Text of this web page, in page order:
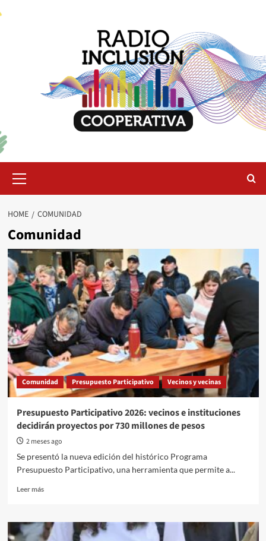
Menu
HOME COMUNIDAD
Comunidad
Comunidad Presupuesto Participativo Vecinos y vecinas
Presupuesto Participativo 2026: vecinos e instituciones
decidirán proyectos por 730 millones de pesos
2 meses ago
Se presentó la nueva edición del histórico Programa
Presupuesto Participativo, una herramienta que permite a...
Leer másRead
Presupuesto
Participativo